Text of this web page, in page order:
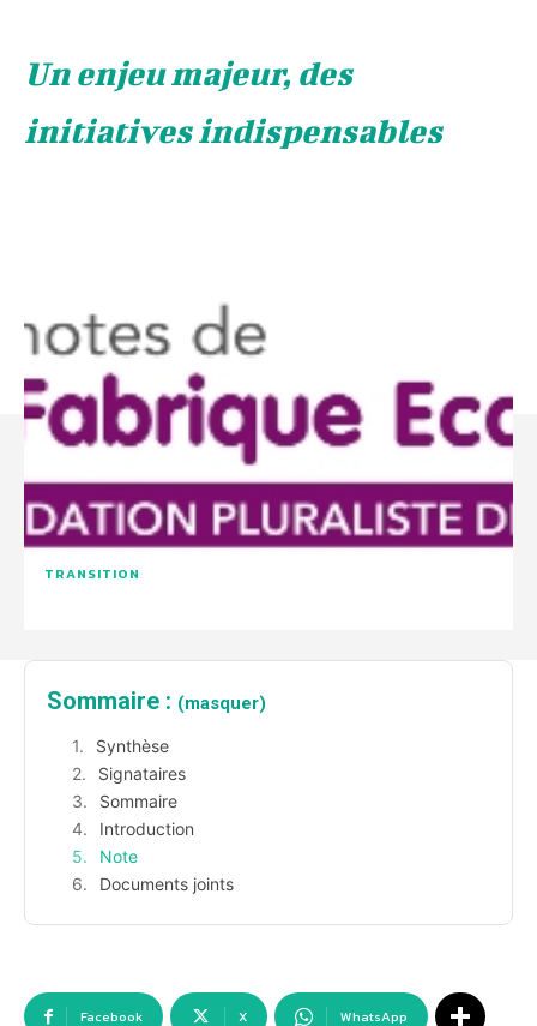
Un enjeu majeur, des
initiatives indispensables
TRANSITION
Sommaire : (masquer)
Synthèse
Signataires
Sommaire
Introduction
Note
Documents joints
Facebook X WhatsApp